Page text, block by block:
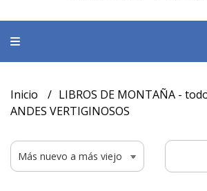
Inicio
LIBROS DE MONTAÑA -
ANDES VERTIGINOSOS